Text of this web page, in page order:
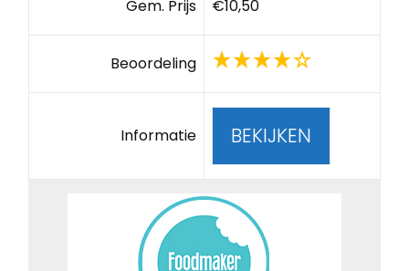
Gem. Prijs €10,50
Beoordeling
Informatie BEKIJKEN